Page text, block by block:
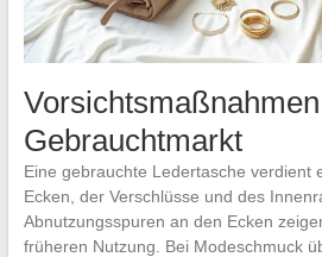
Gebrauchtmarkt
Eine gebrauchte Ledertasche verdient
Ecken, der Verschlüsse und des
Abnutzungsspuren an den Ecken
früheren Nutzung. Bei Modeschmuck